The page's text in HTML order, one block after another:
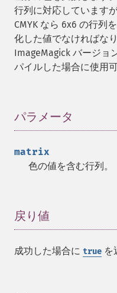
行列に対応しています
CMYK なら 6x6 の行列
化した値でなければな
ImageMagick バージョ
パイルした場合に使用可
パラメータ
matrix
色の値を含む行列。
戻り値
成功した場合に true を
getImageGreenPrimary
getImageHeight
getImageHistogram
getImageOrientation
getImagePixelColor
getImageProfile
getImageRedPrimary
getImageRenderingIntent